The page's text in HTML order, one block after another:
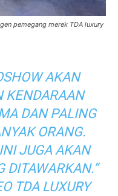
pemegang merek TDA luxury
AKAN
KENDARAAN
DAN PALING
ORANG.
JUGA AKAN
DITAWARKAN.”
TDA LUXURY